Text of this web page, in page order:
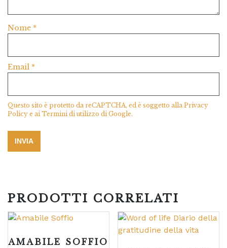
Nome *
Email *
Questo sito è protetto da reCAPTCHA, ed è soggetto allaPrivacy
Policy e aiTermini di utilizzo di Google.
PRODOTTI CORRELATI
AMABILE SOFFIO